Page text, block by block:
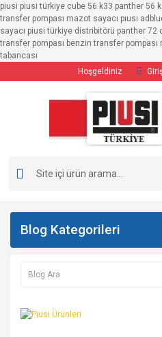
piusi piusi türkiye cube 56 k33 panther 56
transfer pompası mazot sayacı pıusı
sayacı piusi türkiye distribitörü panther
transfer pompası benzin transfer
tabancası
Hoşgeldiniz
Blog Kategorileri